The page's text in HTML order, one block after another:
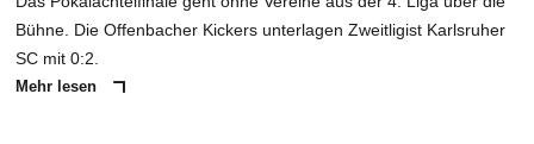
Bühne. Die Offenbacher Kickers unterlagen Zweitligist Karlsruher
SC mit 0:2.
Mehr lesen